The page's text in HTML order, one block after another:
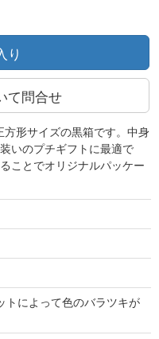
り
て問合せ
形サイズの黒箱です。中身
いのプチギフトに最適で
ことでオリジナルパッケー
トによって色のバラツキが